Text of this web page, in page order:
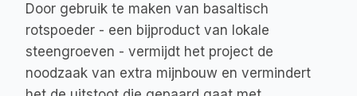
Door gebruik te maken van basaltisch
rotspoeder - een bijproduct van lokale
steengroeven - vermijdt het project de
noodzaak van extra mijnbouw en vermindert